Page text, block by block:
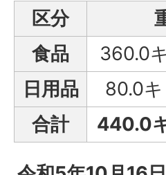
区分
食品
360.0
日用品
80.0
合計
440.0